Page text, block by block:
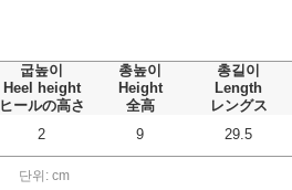
굽높이
Heel height
ヒールの高さ
총높이
Height
全高
총길이
Length
レングス
2 9 29.5
단위: cm